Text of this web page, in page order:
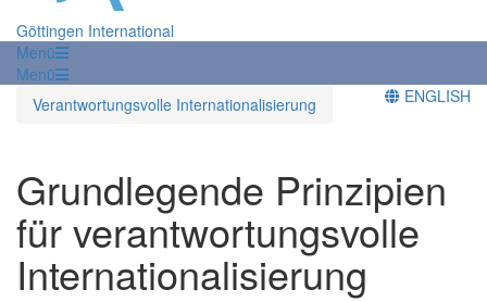
Göttingen International
Menü
Menü
Verantwortungsvolle Internationalisierung
ENGLISH
Grundlegende Prinzipien
für verantwortungsvolle
Internationalisierung